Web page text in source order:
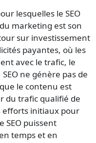
lesquelles le SEO
marketing est son
sur investissement
payantes, où les
avec le trafic, le
ne génère pas de
le contenu est
du trafic qualifié de
efforts initiaux pour
puissent
temps et en